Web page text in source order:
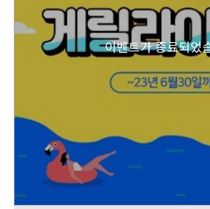
이벤트가 종료되었